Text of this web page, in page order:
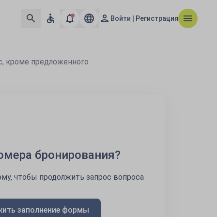
Войти | Регистрация
кроме предложенного
бронирования?
чтобы продолжить запрос вопроса
заполнение формы